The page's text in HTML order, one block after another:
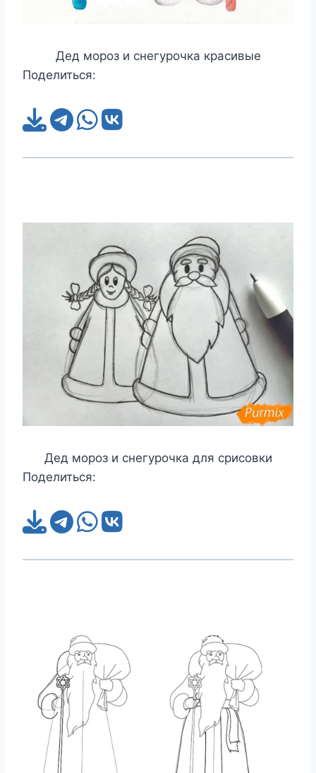
Дед мороз и снегурочка красивые
Поделиться:
Дед мороз и снегурочка для срисовки
Поделиться: